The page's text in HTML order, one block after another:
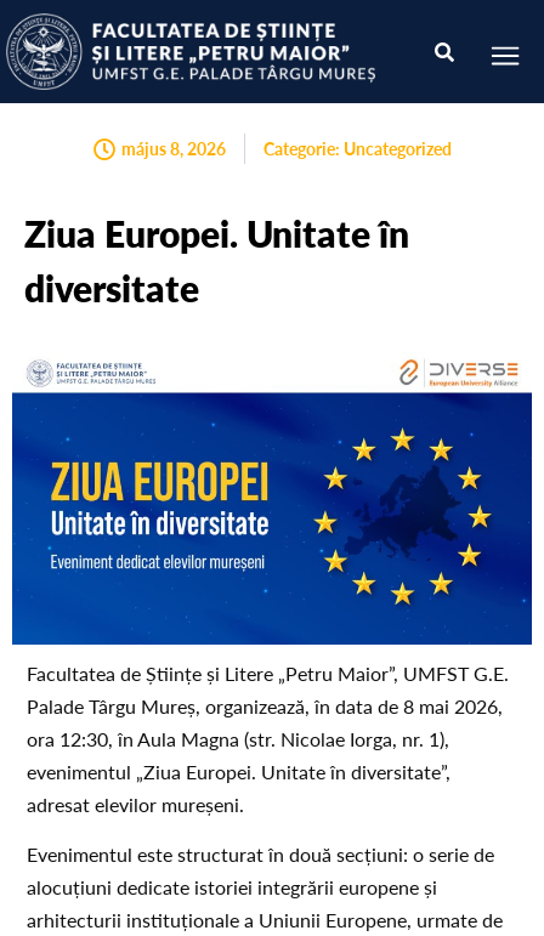
május 8, 2026 Categorie: Uncategorized
Ziua Europei. Unitate în
diversitate
Facultatea de Științe și Litere „Petru Maior”, UMFST G.E.
Palade Târgu Mureș, organizează, în data de 8 mai 2026,
ora 12:30, în Aula Magna (str. Nicolae Iorga, nr. 1),
evenimentul „Ziua Europei. Unitate în diversitate”,
adresat elevilor mureșeni.
Evenimentul este structurat în două secțiuni: o serie de
alocuțiuni dedicate istoriei integrării europene și
arhitecturii instituționale a Uniunii Europene, urmate de